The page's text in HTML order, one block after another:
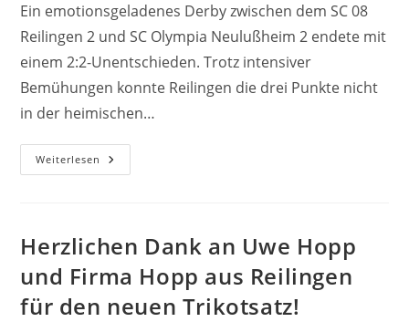
Ein emotionsgeladenes Derby zwischen dem SC 08
Reilingen 2 und SC Olympia Neulußheim 2 endete mit
einem 2:2-Unentschieden. Trotz intensiver
Bemühungen konnte Reilingen die drei Punkte nicht
in der heimischen…
Weiterlesen SC
08
Olympia
Neulußheim
–
2:2
(2:1)
Herzlichen Dank an Uwe Hopp
und Firma Hopp aus Reilingen
für den neuen Trikotsatz!